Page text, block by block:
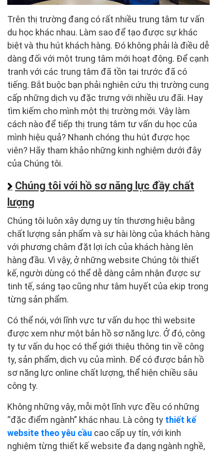
Trên thị trường đang có rất nhiều trung tâm tư vấn
du học khác nhau. Làm sao để tạo được sự khác
biệt và thu hút khách hàng. Đó không phải là điều dễ
dàng đối với một trung tâm mới hoạt động. Để cạnh
tranh với các trung tâm đã tồn tại trước đã có
tiếng. Bắt buộc bạn phải nghiên cứu thị trường cung
cấp những dịch vụ đặc trưng với nhiều ưu đãi. Hay
tìm kiếm cho mình một thị trường mới. Vậy làm
cách nào để tiếp thị trung tâm tư vấn du học của
mình hiệu quả? Nhanh chóng thu hút được học
viên? Hãy tham khảo những kinh nghiệm dưới đây
của Chúng tôi.
Chúng tôi với hồ sơ năng lực đầy chất
lượng
Chúng tôi luôn xây dựng uy tín thương hiệu bằng
chất lượng sản phẩm và sự hài lòng của khách hàng
với phương châm đặt lợi ích của khách hàng lên
hàng đầu. Vì vậy, ở những website Chúng tôi thiết
kế, người dùng có thể dễ dàng cảm nhận được sự
tinh tế, sáng tạo cũng như tâm huyết của ekip trong
từng sản phẩm.
Có thể nói, với lĩnh vực tư vấn du học thì website
được xem như một bản hồ sơ năng lực. Ở đó, công
ty tư vấn du học có thể giới thiệu thông tin về công
ty, sản phẩm, dịch vụ của mình. Để có được bản hồ
sơ năng lực online chất lượng, thể hiện chiều sâu
công ty.
Không những vậy, mỗi một lĩnh vực đều có những
“đặc điểm ngành” khác nhau. Là công ty thiết kế
website theo yêu cầu cao cấp uy tín, với kinh
nghiệm từng thiết kế website đa dạng ngành nghề,